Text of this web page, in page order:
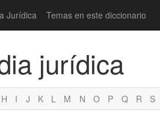
Jurídica Temas en este diccionario
jurídica
H I J K L M N O P Q R S